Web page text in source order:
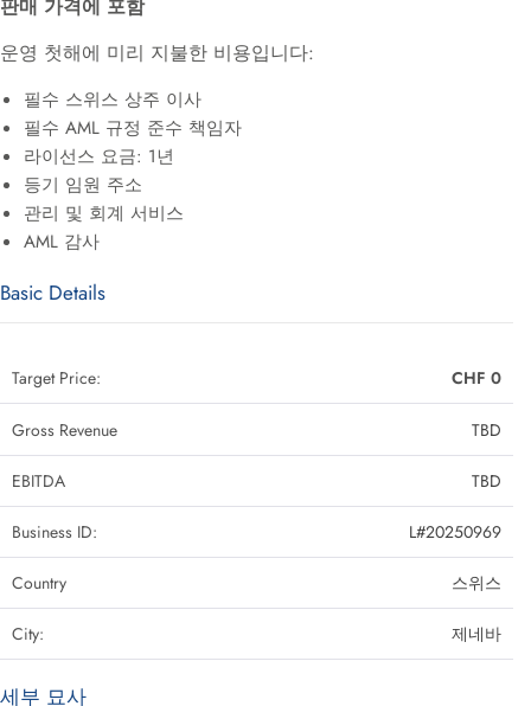
판매 가격에 포함
운영 첫해에 미리 지불한 비용입니다:
필수 스위스 상주 이사
필수 AML 규정 준수 책임자
라이선스 요금: 1년
등기 임원 주소
관리 및 회계 서비스
AML 감사
Basic Details
Target Price: CHF 0
Gross Revenue TBD
EBITDA TBD
Business ID: L#20250969
Country 스위스
City: 제네바
세부 묘사